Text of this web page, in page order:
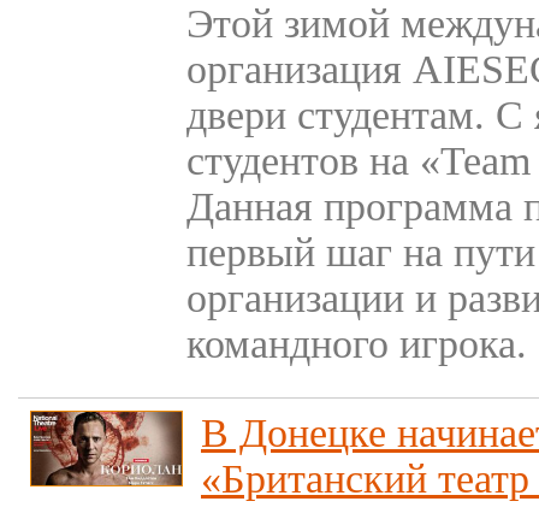
Этой зимой
организация
двери студентам. С
студентов на
Данная программа
первый шаг на
организации и
командного игрока.
В Донецке
«Британский